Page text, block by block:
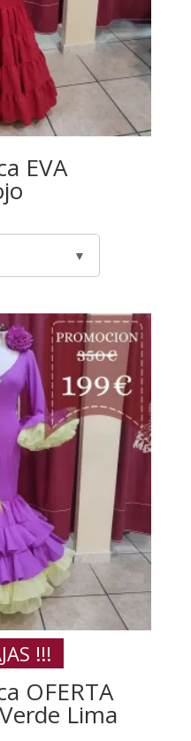
EVA
!!!
OFERTA
Lima